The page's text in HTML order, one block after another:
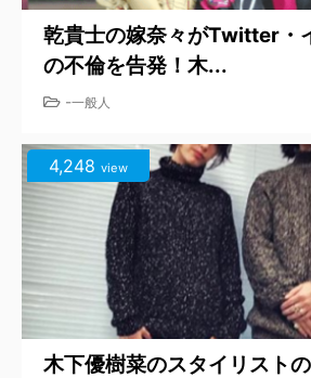
乾貴士の嫁奈々がTwitter・
の不倫を告発！木...
-一般人
4,248 view
木下優樹菜のスタイリスト